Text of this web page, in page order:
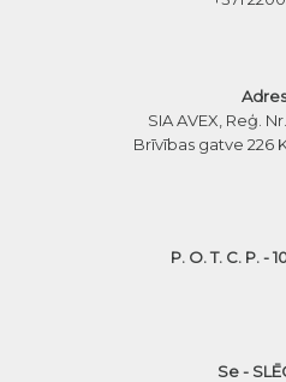
SIA AVEX, Reģ.
Brīvības gatve 226
P. O. T. C. P. -
Se -